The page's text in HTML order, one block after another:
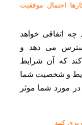
احتمال موفقیت
اتفاقی خواهد
می دهد و
که آن شرایط
و شخصیت شما
مورد شما موثر
کنید